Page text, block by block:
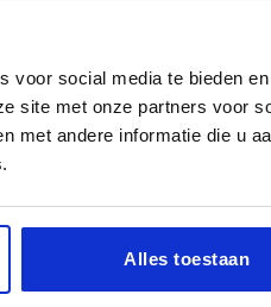
voor social media te bieden
site met onze partners voor
met andere informatie die u
Alles toestaan
35
10,5 4,6
6,5
12